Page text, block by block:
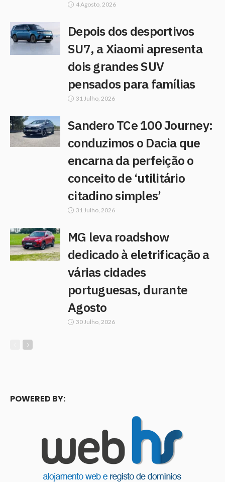
4 Agosto, 2026
Depois dos desportivos
SU7, a Xiaomi apresenta
dois grandes SUV
pensados para famílias
31 Julho, 2026
Sandero TCe 100 Journey:
conduzimos o Dacia que
encarna da perfeição o
conceito de ‘utilitário
citadino simples’
31 Julho, 2026
MG leva roadshow
dedicado à eletrificação a
várias cidades
portuguesas, durante
Agosto
30 Julho, 2026
POWERED BY: